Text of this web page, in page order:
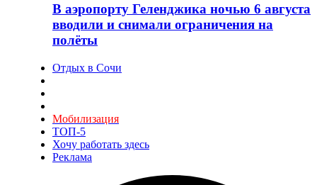
В аэропорту Геленджика ночью 6 августа
вводили и снимали ограничения на
полёты
Отдых в Сочи
Мобилизация
ТОП-5
Хочу работать здесь
Реклама